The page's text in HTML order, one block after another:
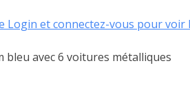
Login et connectez-vous pour voir
bleu avec 6 voitures métalliques